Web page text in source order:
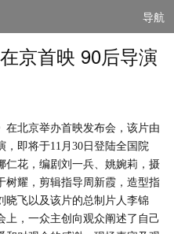
导航
京首映 90后导演
在北京举办首映发布会，该片由
，即将于11月30日登陆全国院
仁花，编剧刘一兵、姚婉莉，摄
树耀，剪辑指导周新霞，造型指
晓飞以及该片的总制片人李锦
上，一众主创向观众阐述了自己